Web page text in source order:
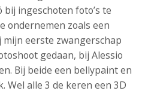
ingeschoten foto’s te
ondernemen zoals een
eerste zwangerschap
gedaan, bij Alessio
Bij beide een bellypaint en
Wel alle 3 de keren een 3D